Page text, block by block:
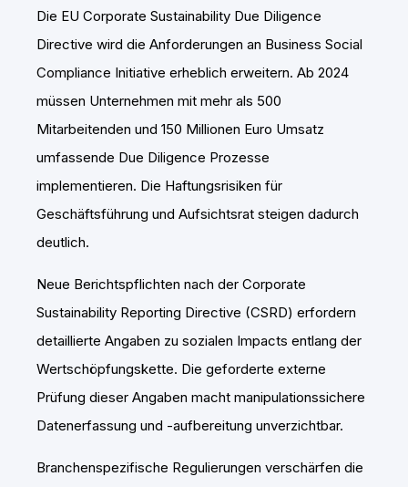
Die EU Corporate Sustainability Due Diligence
Directive wird die Anforderungen an Business Social
Compliance Initiative erheblich erweitern. Ab 2024
müssen Unternehmen mit mehr als 500
Mitarbeitenden und 150 Millionen Euro Umsatz
umfassende Due Diligence Prozesse
implementieren. Die Haftungsrisiken für
Geschäftsführung und Aufsichtsrat steigen dadurch
deutlich.
Neue Berichtspflichten nach der Corporate
Sustainability Reporting Directive (CSRD) erfordern
detaillierte Angaben zu sozialen Impacts entlang der
Wertschöpfungskette. Die geforderte externe
Prüfung dieser Angaben macht manipulationssichere
Datenerfassung und -aufbereitung unverzichtbar.
Branchenspezifische Regulierungen verschärfen die